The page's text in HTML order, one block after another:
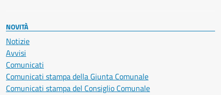
NOVITÀ
Notizie
Avvisi
Comunicati
Comunicati stampa della Giunta Comunale
Comunicati stampa del Consiglio Comunale